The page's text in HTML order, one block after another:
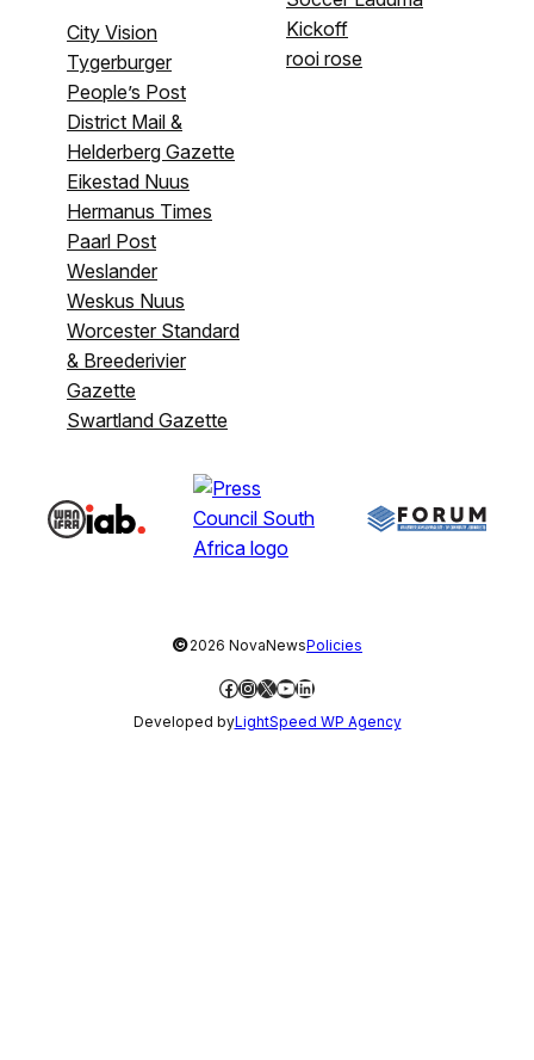
City Vision
Tygerburger
People’s Post
District Mail &
Helderberg Gazette
Eikestad Nuus
Hermanus Times
Paarl Post
Weslander
Weskus Nuus
Worcester Standard
& Breederivier
Gazette
Swartland Gazette
Kickoff
rooi rose
©2026 NovaNewsPolicies
Facebook
Instagram
X YouTube
LinkedIn
Developed byLightSpeed WP Agency